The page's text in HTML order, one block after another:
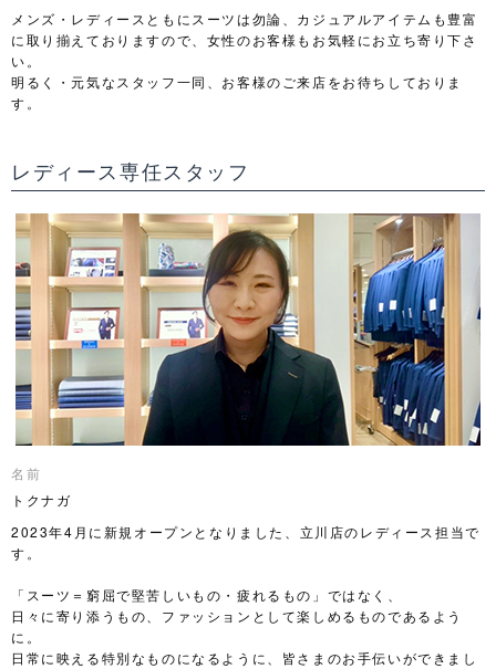
メンズ・レディースともにスーツは勿論、カジュアルアイテムも豊富
に取り揃えておりますので、女性のお客様もお気軽にお立ち寄り下さ
い。
明るく・元気なスタッフ一同、お客様のご来店をお待ちしておりま
す。
レディース専任スタッフ
名前
トクナガ
2023年4月に新規オープンとなりました、立川店のレディース担当で
す。
「スーツ＝窮屈で堅苦しいもの・疲れるもの」ではなく、
日々に寄り添うもの、ファッションとして楽しめるものであるよう
に。
日常に映える特別なものになるように、皆さまのお手伝いができまし